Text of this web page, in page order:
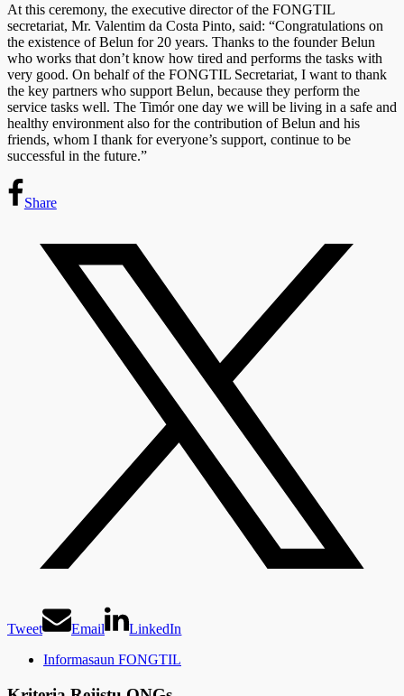
At this ceremony, the executive director of the FONGTIL
secretariat, Mr. Valentim da Costa Pinto, said: “Congratulations on
the existence of Belun for 20 years. Thanks to the founder Belun
who works that don’t know how tired and performs the tasks with
very good. On behalf of the FONGTIL Secretariat, I want to thank
the key partners who support Belun, because they perform the
service tasks well. The Timór one day we will be living in a safe and
healthy environment also for the contribution of Belun and his
friends, whom I thank for everyone’s support, continue to be
successful in the future.”
Share
Tweet Email
LinkedIn
Informasaun FONGTIL